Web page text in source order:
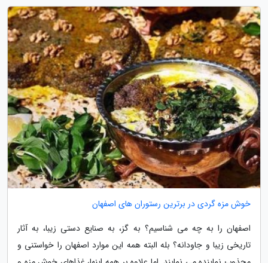
خوش مزه گردی در برترین رستوران های اصفهان
اصفهان را به چه می شناسیم؟ به گز، به صنایع دستی زیبا، به آثار
تاریخی زیبا و جاودانه؟ بله البته همه این موارد اصفهان را خواستنی و